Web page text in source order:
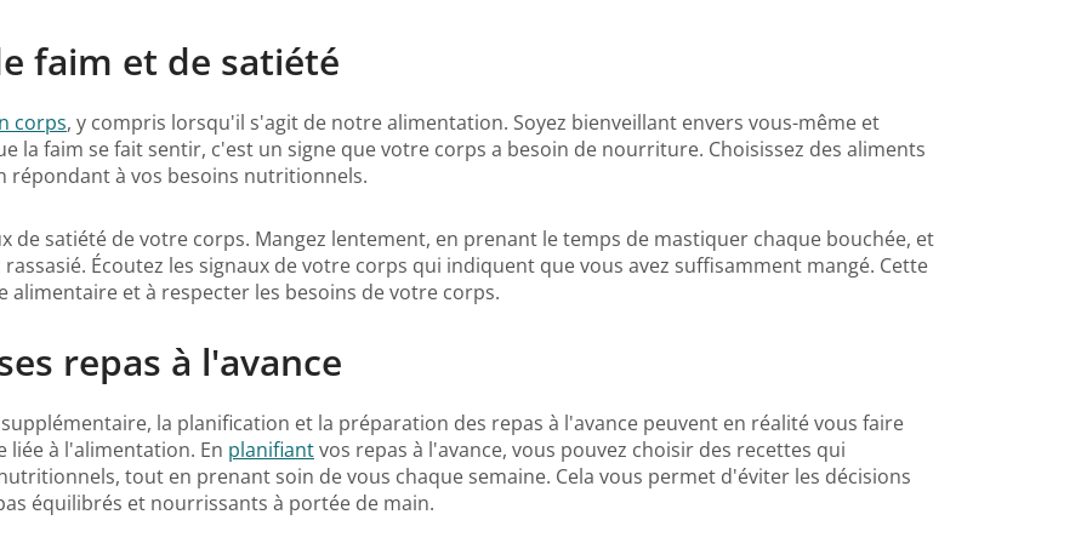
faim et de satiété
corps, y compris lorsqu'il s'agit de notre alimentation. Soyez bienveillant envers vous-même et
la faim se fait sentir, c'est un signe que votre corps a besoin de nourriture. Choisissez des aliments
répondant à vos besoins nutritionnels.
de satiété de votre corps. Mangez lentement, en prenant le temps de mastiquer chaque bouchée, et
Écoutez les signaux de votre corps qui indiquent que vous avez suffisamment mangé. Cette
et à respecter les besoins de votre corps.
repas à l'avance
la planification et la préparation des repas à l'avance peuvent en réalité vous faire
liée à l'alimentation. En planifiantvos repas à l'avance, vous pouvez choisir des recettes qui
tout en prenant soin de vous chaque semaine. Cela vous permet d'éviter les décisions
équilibrés et nourrissants à portée de main.